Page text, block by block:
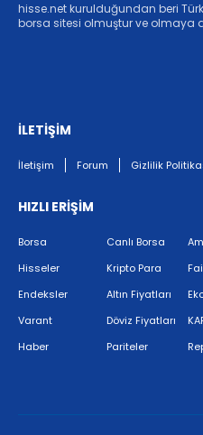
hisse.net kurulduğundan beri
borsa sitesi olmuştur ve olmaya
İLETİŞİM
İletişim Forum Gizlilik
HIZLI ERİŞİM
Borsa
Hisseler
Endeksler
Varant
Haber
Canlı Borsa
Kripto Para
Altın Fiyatları
Döviz Fiyatları
Pariteler